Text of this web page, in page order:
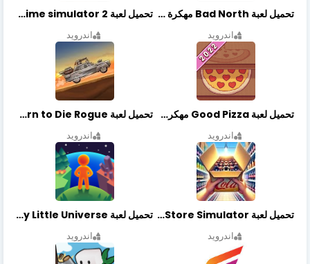
تحميل لعبة Bad North مهكرة آخر إصدار
اندرويد
تحميل لعبة Vegas crime simulator 2 مهكرة اخر اصدار
اندرويد
تحميل لعبة Good Pizza مهكرة اخر اصدار
اندرويد
تحميل لعبة Earn to Die Rogue مهكرة اخر اصدار
اندرويد
تحميل لعبة Retail Store Simulator مهكرة اخر اصدار
اندرويد
تحميل لعبة My Little Universe مهكرة أخر إصدار
اندرويد